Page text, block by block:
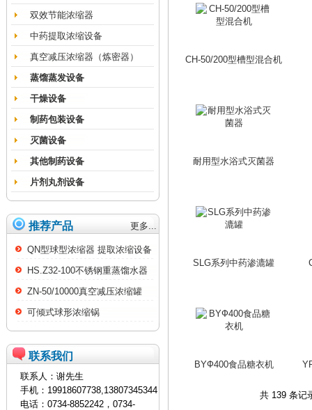
双效节能浓缩器
中药提取浓缩设备
真空减压浓缩器（炼密器）
蒸馏蒸发设备
干燥设备
制药包装设备
灭菌设备
其他制药设备
片剂丸剂设备
推荐产品 更多...
QN型球型浓缩器 提取浓缩设备
HS.Z32-100不锈钢重蒸馏水器
ZN-50/10000真空减压浓缩罐
可倾式球形浓缩锅
联系我们
联系人：谢先生
手机：19918607738,13807345344
电话：0734-8852242，0734-
CH-50/200型槽型混合机
耐用型水浴式灭菌器
SLG系列中药渗漉罐
BYФ400食品糖衣机
共 139 条